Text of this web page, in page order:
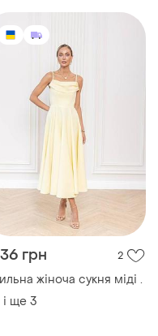
грн 2
жіноча сукня міді .
і ще 3